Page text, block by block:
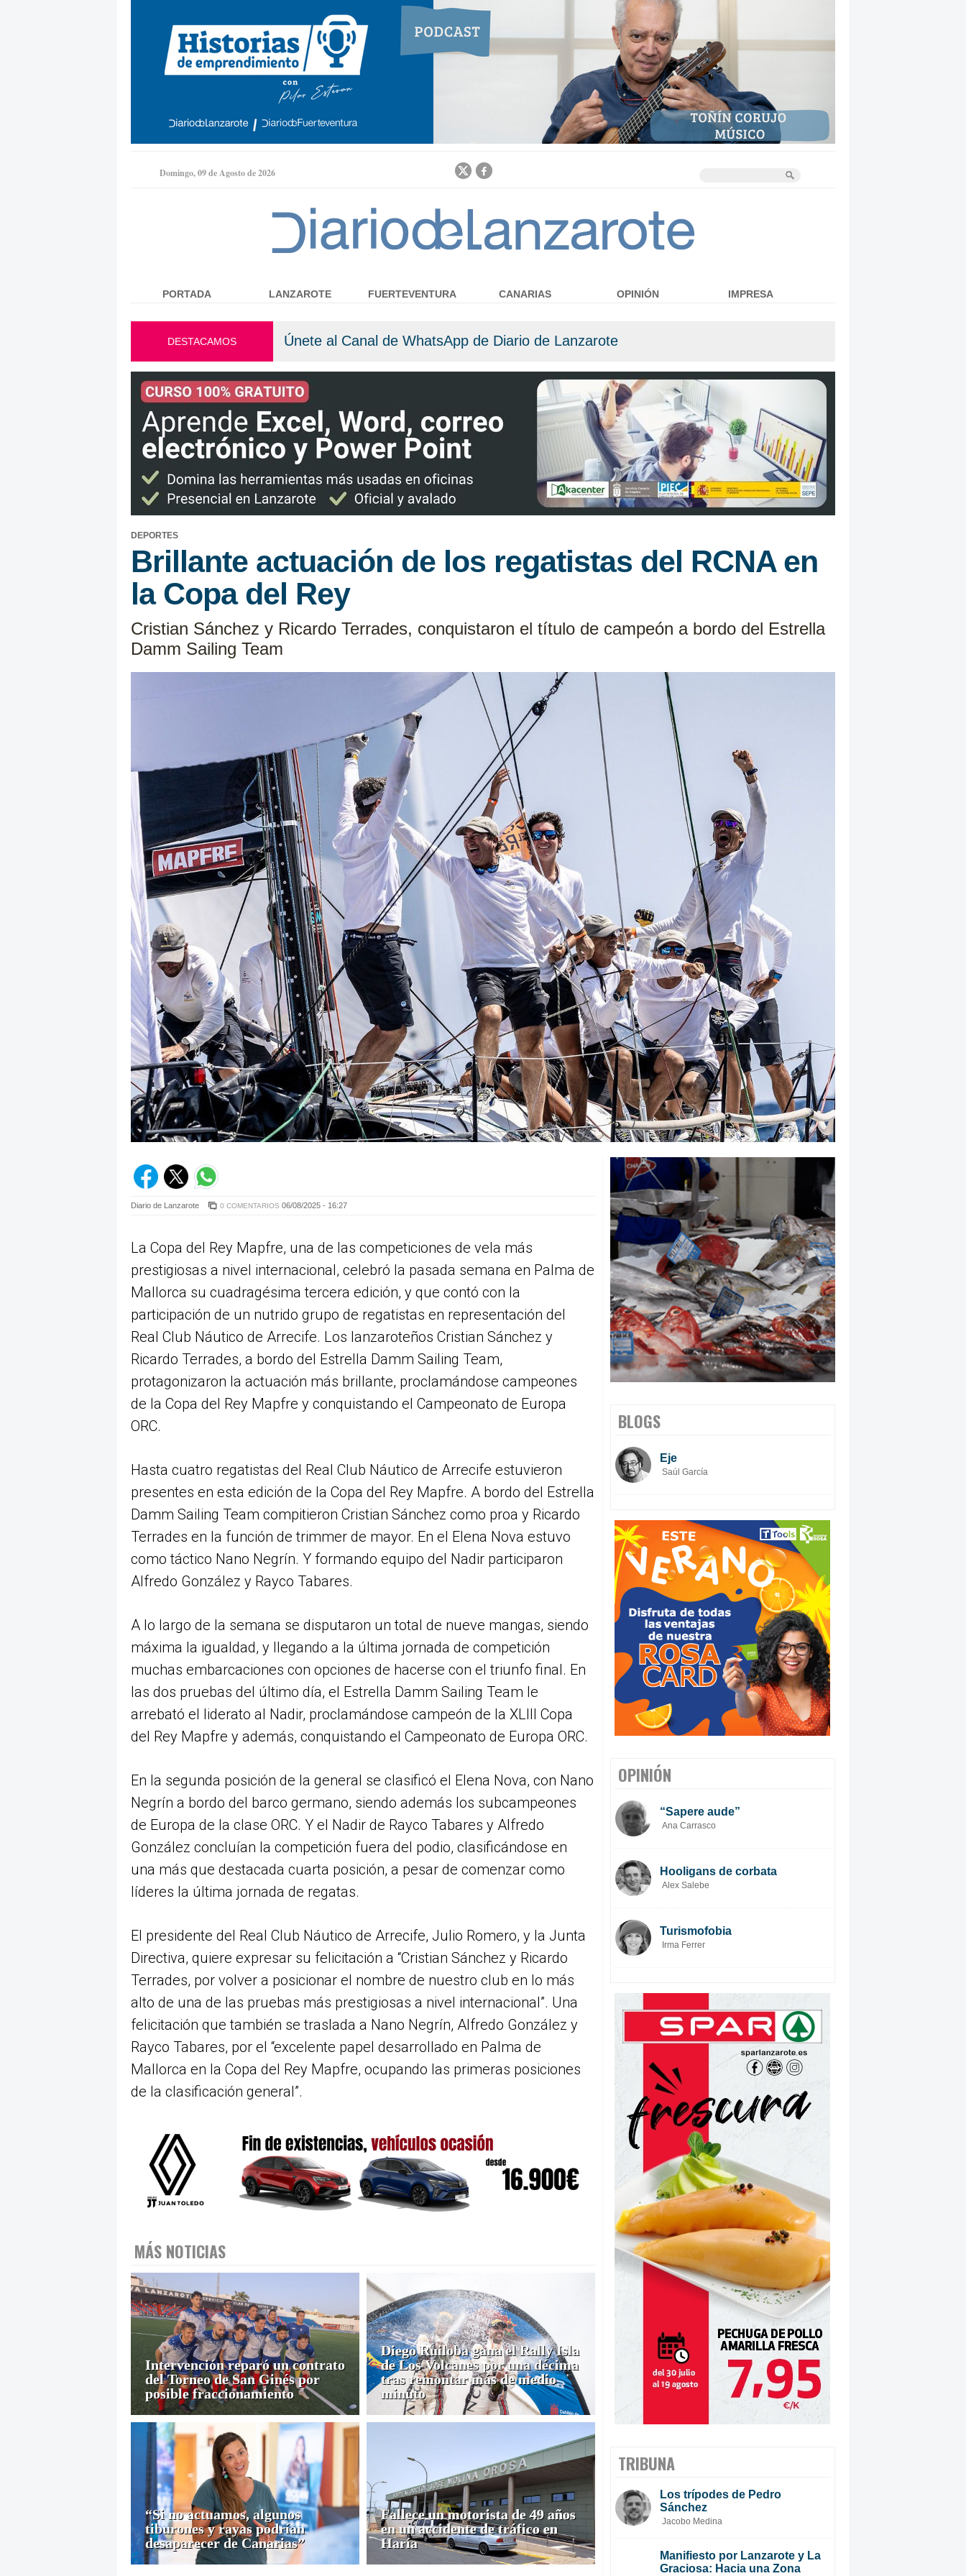
Jump to navigation
Domingo, 09 de Agosto de 2026
DESTACAMOS Únete al Canal de WhatsApp de Diario de Lanzarote
DEPORTES
Brillante actuación de los regatistas del RCNA en
la Copa del Rey
Cristian Sánchez y Ricardo Terrades, conquistaron el título de campeón a bordo del Estrella
Damm Sailing Team
Diario de Lanzarote 0 COMENTARIOS 06/08/2025 - 16:27
La Copa del Rey Mapfre, una de las competiciones de vela más
prestigiosas a nivel internacional, celebró la pasada semana en Palma de
Mallorca su cuadragésima tercera edición, y que contó con la
participación de un nutrido grupo de regatistas en representación del
Real Club Náutico de Arrecife. Los lanzaroteños Cristian Sánchez y
Ricardo Terrades, a bordo del Estrella Damm Sailing Team,
protagonizaron la actuación más brillante, proclamándose campeones
de la Copa del Rey Mapfre y conquistando el Campeonato de Europa
ORC.
Hasta cuatro regatistas del Real Club Náutico de Arrecife estuvieron
presentes en esta edición de la Copa del Rey Mapfre. A bordo del Estrella
Damm Sailing Team compitieron Cristian Sánchez como proa y Ricardo
Terrades en la función de trimmer de mayor. En el Elena Nova estuvo
como táctico Nano Negrín. Y formando equipo del Nadir participaron
Alfredo González y Rayco Tabares.
A lo largo de la semana se disputaron un total de nueve mangas, siendo
máxima la igualdad, y llegando a la última jornada de competición
muchas embarcaciones con opciones de hacerse con el triunfo final. En
las dos pruebas del último día, el Estrella Damm Sailing Team le
arrebató el liderato al Nadir, proclamándose campeón de la XLIII Copa
del Rey Mapfre y además, conquistando el Campeonato de Europa ORC.
En la segunda posición de la general se clasificó el Elena Nova, con Nano
Negrín a bordo del barco germano, siendo además los subcampeones
de Europa de la clase ORC. Y el Nadir de Rayco Tabares y Alfredo
González concluían la competición fuera del podio, clasificándose en
una más que destacada cuarta posición, a pesar de comenzar como
líderes la última jornada de regatas.
El presidente del Real Club Náutico de Arrecife, Julio Romero, y la Junta
Directiva, quiere expresar su felicitación a “Cristian Sánchez y Ricardo
Terrades, por volver a posicionar el nombre de nuestro club en lo más
alto de una de las pruebas más prestigiosas a nivel internacional”. Una
felicitación que también se traslada a Nano Negrín, Alfredo González y
Rayco Tabares, por el “excelente papel desarrollado en Palma de
Mallorca en la Copa del Rey Mapfre, ocupando las primeras posiciones
de la clasificación general”.
MÁS NOTICIAS
Intervención reparó un contrato
del Torneo de San Ginés por
posible fraccionamiento
Diego Ruiloba gana el Rally Isla
de Los Volcanes por una décima
tras remontar más de medio
minuto
“Si no actuamos, algunos
tiburones y rayas podrían
desaparecer de Canarias”
Fallece un motorista de 49 años
en un accidente de tráfico en
Haría
PORTADA LANZAROTE FUERTEVENTURA CANARIAS OPINIÓN IMPRESA
BLOGS
Eje
Saúl García
OPINIÓN
“Sapere aude”
Ana Carrasco
Hooligans de corbata
Alex Salebe
Turismofobia
Irma Ferrer
TRIBUNA
Los trípodes de Pedro
Sánchez
Jacobo Medina
Manifiesto por Lanzarote y La
Graciosa: Hacia una Zona